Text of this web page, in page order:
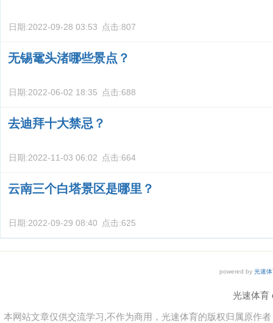
日期:2022-09-28 03:53 点击:807
无锡鼋头渚哪些景点？
日期:2022-06-02 18:35 点击:688
去迪拜十大禁忌？
日期:2022-11-03 06:02 点击:664
云南三个白塔景区是哪里？
日期:2022-09-29 08:40 点击:625
powered by 光速
光速体育
本网站文章仅供交流学习,不作为商用，光速体育的版权归属原作